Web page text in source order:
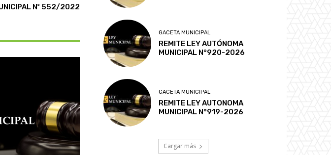
Nº 552/2022
GACETA MUNICIPAL
REMITE LEY AUTÓNOMA
MUNICIPAL N°920-2026
GACETA MUNICIPAL
REMITE LEY AUTONOMA
MUNICIPAL N°919-2026
Cargar más